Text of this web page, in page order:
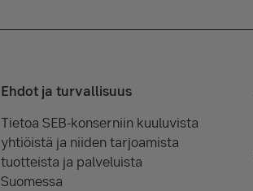
Ehdot ja turvallisuus
Tietoa SEB-konserniin kuuluvista
yhtiöistä ja niiden tarjoamista
tuotteista ja palveluista
Suomessa